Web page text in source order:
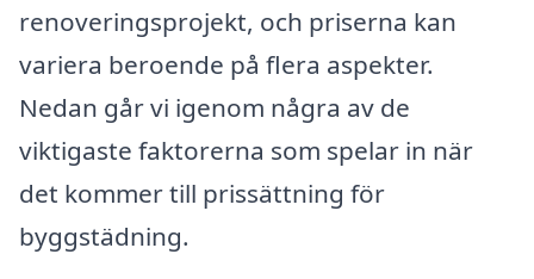
renoveringsprojekt, och priserna kan
variera beroende på flera aspekter.
Nedan går vi igenom några av de
viktigaste faktorerna som spelar in när
det kommer till prissättning för
byggstädning.